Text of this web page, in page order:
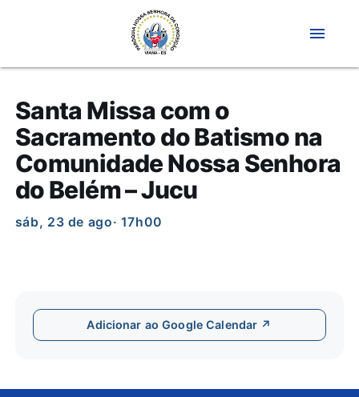
menu
Santa Missa com o
Sacramento do Batismo na
Comunidade Nossa Senhora
do Belém – Jucu
sáb, 23 de ago· 17h00
Adicionar ao Google Calendar ↗